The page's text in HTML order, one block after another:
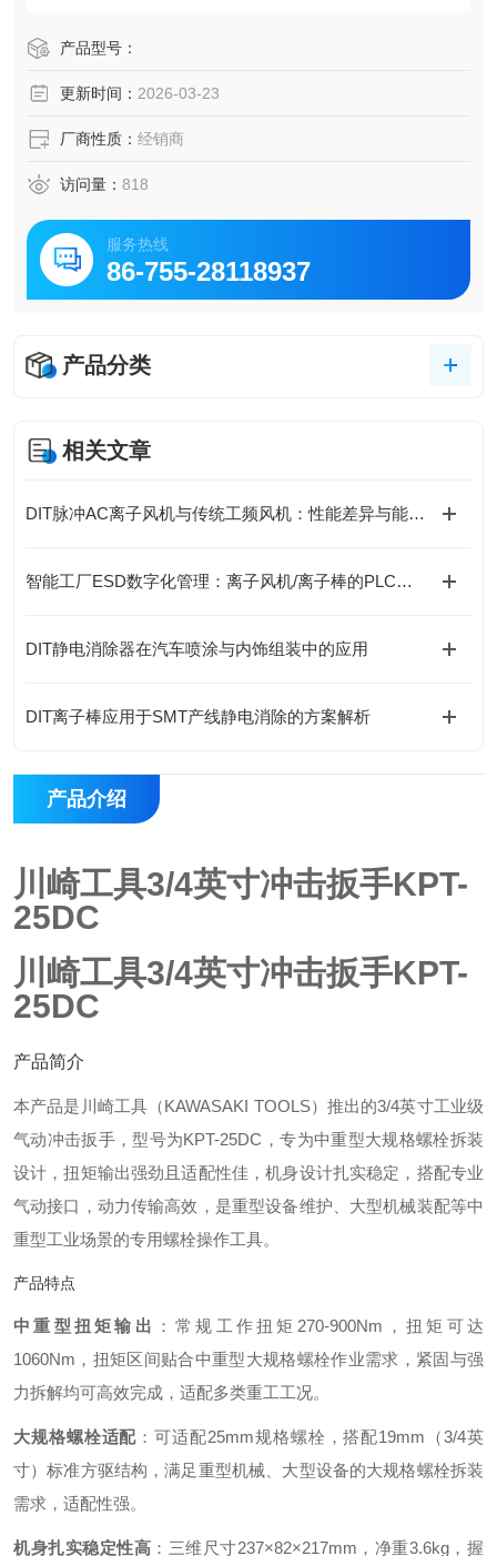
业气动接口，动力传输高效，是重型设备维护、大型机械装
产品型号：
更新时间： 2026-03-23
厂商性质： 经销商
访问量： 818
服务热线
86-755-28118937
产品分类
相关文章
DIT脉冲AC离子风机与传统工频风机：性能差异与能效分析
智能工厂ESD数字化管理：离子风机/离子棒的PLC与RS485远程监控集成要点
DIT静电消除器在汽车喷涂与内饰组装中的应用
DIT离子棒应用于SMT产线静电消除的方案解析
产品介绍
川崎工具3/4英寸冲击扳手KPT-
25DC
川崎工具3/4英寸冲击扳手KPT-
25DC
产品简介
本产品是川崎工具（KAWASAKI TOOLS）推出的3/4英寸工业级
气动冲击扳手，型号为KPT-25DC，专为中重型大规格螺栓拆装
设计，扭矩输出强劲且适配性佳，机身设计扎实稳定，搭配专业
气动接口，动力传输高效，是重型设备维护、大型机械装配等中
重型工业场景的专用螺栓操作工具。
产品特点
中重型扭矩输出 ：常规工作扭矩270-900Nm，扭矩可达
1060Nm，扭矩区间贴合中重型大规格螺栓作业需求，紧固与强
力拆解均可高效完成，适配多类重工工况。
大规格螺栓适配 ：可适配25mm规格螺栓，搭配19mm（3/4英
寸）标准方驱结构，满足重型机械、大型设备的大规格螺栓拆装
需求，适配性强。
机身扎实稳定性高 ：三维尺寸237×82×217mm，净重3.6kg，握